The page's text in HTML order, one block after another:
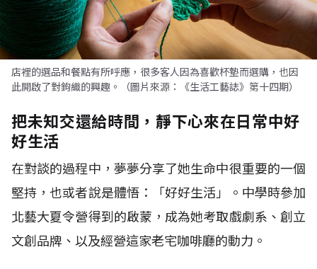
店裡的選品和餐點有所呼應，很多客人因為喜歡杯墊而選購，也因
此開啟了對鉤織的興趣。（圖片來源：《生活工藝誌》第十四期）
把未知交還給時間，靜下心來在日常中好
好生活
在對談的過程中，夢夢分享了她生命中很重要的一個
堅持，也或者說是體悟：「好好生活」。中學時參加
北藝大夏令營得到的啟蒙，成為她考取戲劇系、創立
文創品牌、以及經營這家老宅咖啡廳的動力。